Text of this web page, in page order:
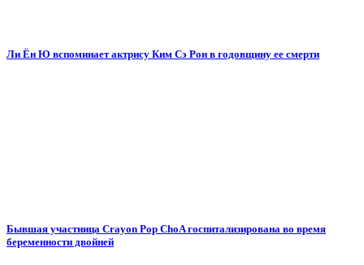
Ли Ён Ю вспоминает актрису Ким Сэ Рон в годовщину ее смерти
Бывшая участница Crayon Pop ChoA госпитализирована во время
беременности двойней